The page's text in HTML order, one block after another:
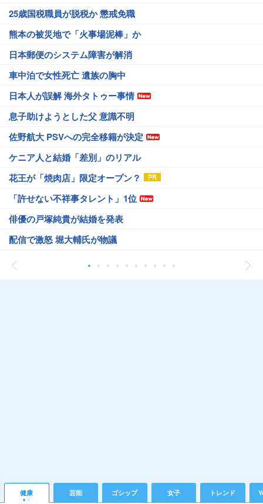
25歳国税職員が脱税か 懲戒免職
熊本の被災地で「火事場泥棒」か
日本郵便のシステム障害が解消
車中泊で女性死亡 遺族の胸中
日本人が誤解 海外タトゥー事情
息子助けようとした父 意識不明
佐野航大 PSVへの完全移籍が決定
ケニア人と結婚「差別」のリアル
花王が「焼肉店」限定オープン？
「許せない不祥事タレント」1位
俳優の戸塚純貴が結婚を発表
配信で激怒 堀大輔氏が物議
健康 芸能 ゴシップ 女子 トレンド